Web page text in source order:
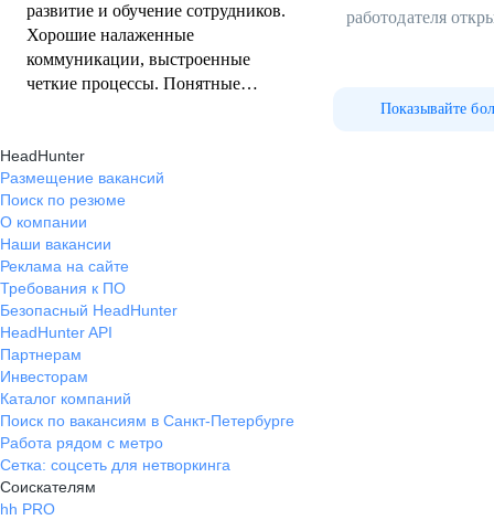
развитие и обучение сотрудников.
Хорошие налаженные
коммуникации, выстроенные
четкие процессы. Понятные
работодателя
Показывайте
HeadHunter
Размещение вакансий
Поиск по резюме
О компании
Наши вакансии
Реклама на сайте
Требования к ПО
Безопасный HeadHunter
HeadHunter API
Партнерам
Инвесторам
Каталог компаний
Поиск по вакансиям в Санкт-Петербурге
Работа рядом с метро
Сетка: соцсеть для нетворкинга
Соискателям
hh PRO